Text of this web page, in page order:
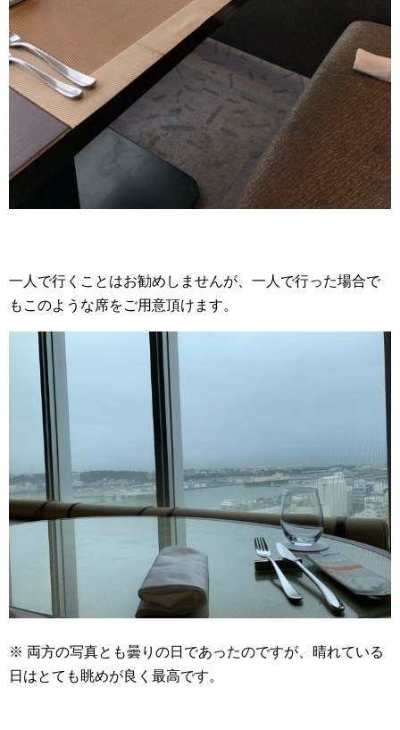
一人で行くことはお勧めしませんが、一人で行った場合で
もこのような席をご用意頂けます。
※ 両方の写真とも曇りの日であったのですが、晴れている
日はとても眺めが良く最高です。